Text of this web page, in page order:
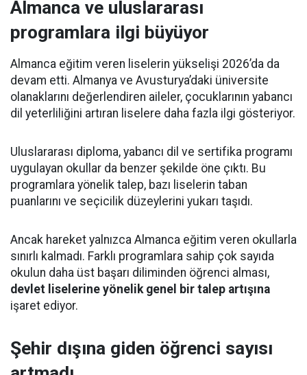
Almanca ve uluslararası
programlara ilgi büyüyor
Almanca eğitim veren liselerin yükselişi 2026’da da
devam etti. Almanya ve Avusturya’daki üniversite
olanaklarını değerlendiren aileler, çocuklarının yabancı
dil yeterliliğini artıran liselere daha fazla ilgi gösteriyor.
Uluslararası diploma, yabancı dil ve sertifika programı
uygulayan okullar da benzer şekilde öne çıktı. Bu
programlara yönelik talep, bazı liselerin taban
puanlarını ve seçicilik düzeylerini yukarı taşıdı.
Ancak hareket yalnızca Almanca eğitim veren okullarla
sınırlı kalmadı. Farklı programlara sahip çok sayıda
okulun daha üst başarı diliminden öğrenci alması,
devlet liselerine yönelik genel bir talep artışına
işaret ediyor.
Şehir dışına giden öğrenci sayısı